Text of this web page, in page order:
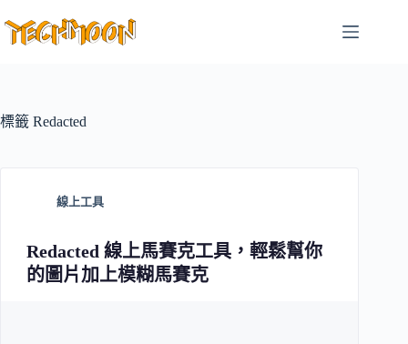
至
容
標籤 Redacted
線上工具
Redacted 線上馬賽克工具，輕鬆幫你
的圖片加上模糊馬賽克